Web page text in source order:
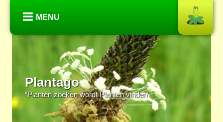
MENU
Plantago
“Planten zoeken wordt Planten vinden”